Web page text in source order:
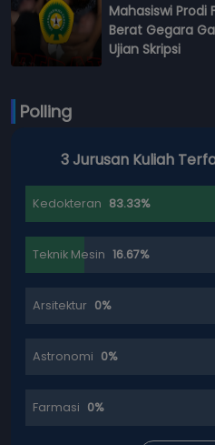
Mahasiswi Prodi
Berat Gegara
Ujian Skripsi
Polling
3 Jurusan Kuliah
Kedokteran 83.33%
Teknik Mesin 16.67%
Arsitektur 0%
Astronomi 0%
Farmasi 0%